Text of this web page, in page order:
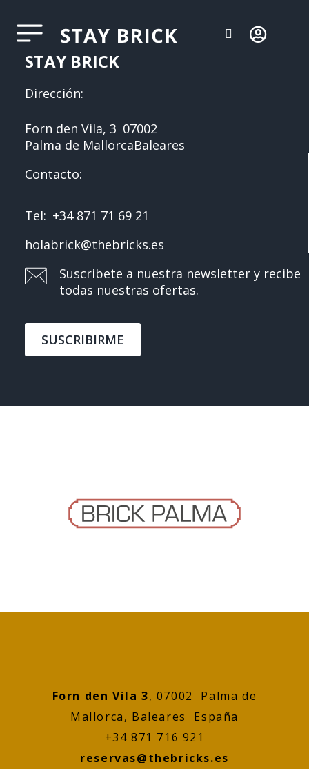
STAY BRICK
Dirección:
Forn den Vila, 3 07002
Palma de MallorcaBaleares
Contacto:
Tel: +34 871 71 69 21
holabrick@thebricks.es
Suscribete a nuestra newsletter y recibe
todas nuestras ofertas.
SUSCRIBIRME
Forn den Vila 3, 07002 Palma de
Mallorca, Baleares España
+34 871 716 921
reservas@thebricks.es